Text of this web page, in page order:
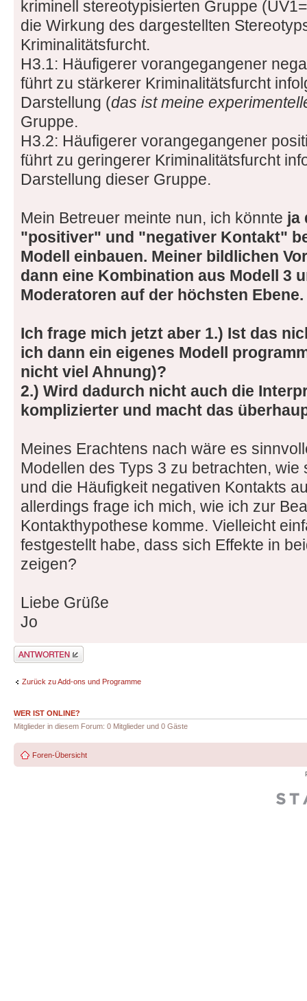
kriminell stereotypisierten Gruppe
die Wirkung des dargestellten
Kriminalitätsfurcht.
H3.1: Häufigerer vorangegangener
führt zu stärkerer Kriminalitätsfurcht
Darstellung (das ist meine
Gruppe.
H3.2: Häufigerer vorangegangener
führt zu geringerer Kriminalitätsfurcht
Darstellung dieser Gruppe.
Mein Betreuer meinte nun, ich könnte ja
"positiver" und "negativer Kontakt"
Modell einbauen. Meiner bildlichen
dann eine Kombination aus Modell 3
Moderatoren auf der höchsten Ebene.
Ich frage mich jetzt aber 1.) Ist das
ich dann ein eigenes Modell
nicht viel Ahnung)?
2.) Wird dadurch nicht auch die
komplizierter und macht das
Meines Erachtens nach wäre es
Modellen des Typs 3 zu betrachten,
und die Häufigkeit negativen Kontakts
allerdings frage ich mich, wie ich zur
Kontakthypothese komme. Vielleicht
festgestellt habe, dass sich Effekte in
zeigen?
Liebe Grüße
Jo
Antwort erstellen
Zurück zu Add-ons und Programme
WER IST ONLINE?
Mitglieder in diesem Forum: 0 Mitglieder und 0 Gäste
Foren-Übersicht